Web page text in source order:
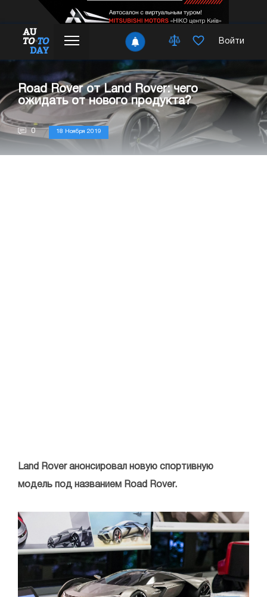
Войти
Road Rover от Land Rover: чего
ожидать от нового продукта?
0 18 Ноября 2019
Land Rover анонсировал новую спортивную
модель под названием Road Rover.